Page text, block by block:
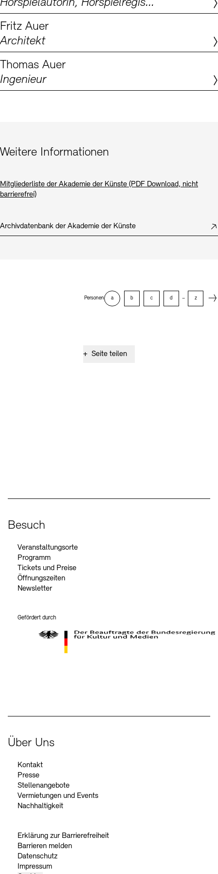
Nachhaltigkeit
Digitale Sammlungen Exil-Archive
Hörspielautorin, Hörspielregisseurin, Dramaturgin
Fritz Auer
Architekt
Thomas Auer
Ingenieur
Weitere Informationen
Mitgliederliste der Akademie der Künste (PDF Download, nicht
barrierefrei)
Archivdatenbank der Akademie der Künste
Personen a b c d – z
+ Seite teilen
Besuch
Veranstaltungsorte
Programm
Tickets und Preise
Öffnungszeiten
Newsletter
Gefördert durch
Über Uns
Kontakt
Presse
Stellenangebote
Vermietungen und Events
Nachhaltigkeit
Erklärung zur Barrierefreiheit
Barrieren melden
Datenschutz
Impressum